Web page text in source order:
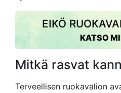
EIKÖ
KATSO
Mitkä rasvat
Terveellisen ruokavalion